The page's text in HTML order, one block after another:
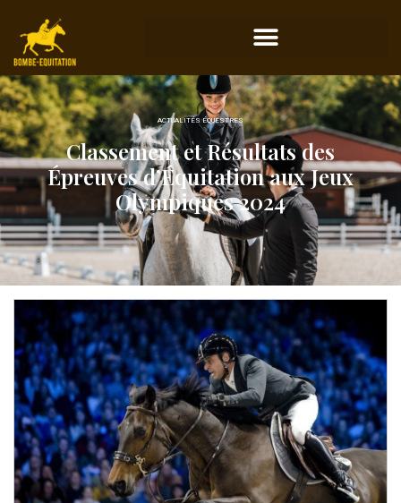
ACTUALITÉS ÉQUESTRES
Classement et Résultats des
Épreuves d’Équitation aux Jeux
Olympiques 2024